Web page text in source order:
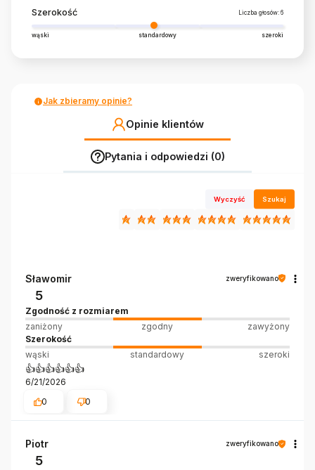
Szerokość Liczba głosów: 6
wąski standardowy szeroki
Jak zbieramy opinie?
Opinie klientów
Pytania i odpowiedzi (0)
Wyczyść Szukaj
Sławomir zweryfikowano
5
Zgodność z rozmiarem
zaniżony
zgodny
zawyżony
Szerokość
wąski
standardowy szeroki
👍️👍️👍️👍️👍️👍️
6/21/2026
0
0
Piotr zweryfikowano
5